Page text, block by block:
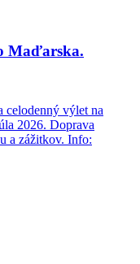
Maďarska.
celodenný výlet na
2026. Doprava
a zážitkov. Info: